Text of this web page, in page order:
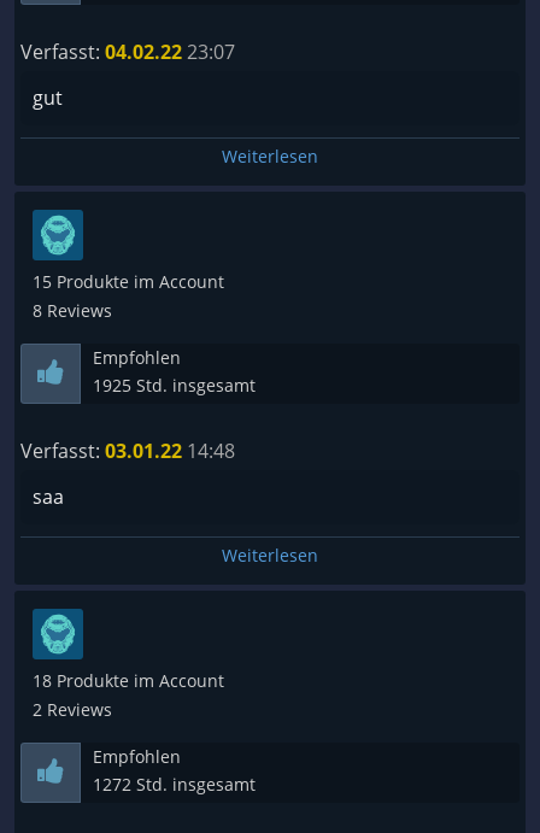
Verfasst: 04.02.2223:07
gut
Weiterlesen
15 Produkte im Account
8 Reviews
Empfohlen
1925 Std. insgesamt
Verfasst: 03.01.22 14:48
saa
Weiterlesen
18 Produkte im Account
2 Reviews
Empfohlen
1272 Std. insgesamt